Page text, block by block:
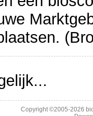
Copyright ©2005-2026